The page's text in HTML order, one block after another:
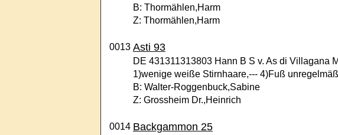
B: Thormählen,Harm
Z: Thormählen,Harm
0013 Asti 93
DE 431311313803 Hann B S v. As di Villagana
1)wenige weiße Stirnhaare,--- 4)Fuß
B: Walter-Roggenbuck,Sabine
Z: Grossheim Dr.,Heinrich
0014 Backgammon 25